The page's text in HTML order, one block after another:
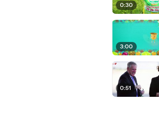
0:30
3:00
0:51